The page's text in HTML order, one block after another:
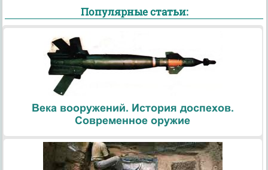
Популярные статьи:
Века вооружений. История доспехов.
Современное оружие